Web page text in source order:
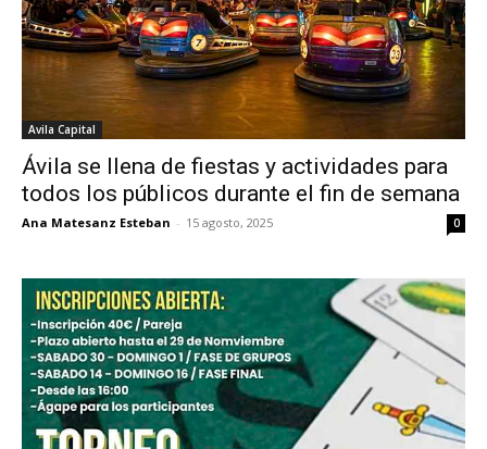
Avila Capital
Ávila se llena de fiestas y actividades para
todos los públicos durante el fin de semana
Ana Matesanz Esteban - 15 agosto, 2025 0